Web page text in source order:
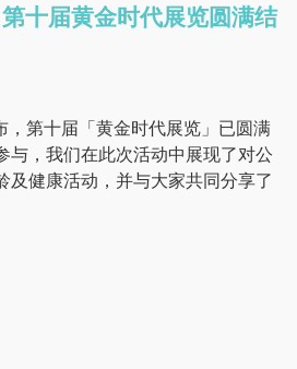
第十届黄金时代展览圆满结
，第十届「黄金时代展览」已圆满
与，我们在此次活动中展现了对公
及健康活动，并与大家共同分享了